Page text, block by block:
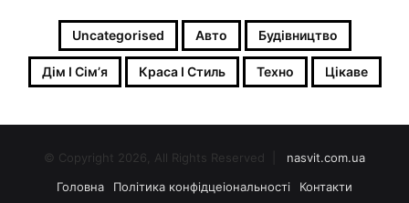
о
Uncategorised Авто Будівництво
Дім І Сімʼя Краса І Стиль Техно Цікаве
© Copyright 2026, All Rights Reserved |
nasvit.com.ua
Головна
Політика конфідцеіональності Контакти